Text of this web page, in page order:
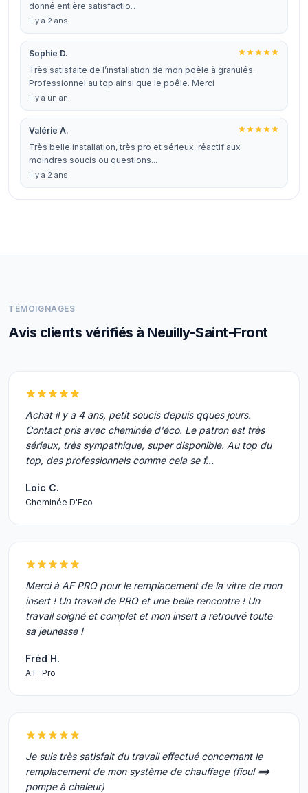
donné entière satisfactio…
il y a 2 ans
Sophie D.
Très satisfaite de l’installation de mon poêle à granulés.
Professionnel au top ainsi que le poêle. Merci
il y a un an
Valérie A.
Très belle installation, très pro et sérieux, réactif aux
moindres soucis ou questions...
il y a 2 ans
TÉMOIGNAGES
Avis clients vérifiés à Neuilly-Saint-Front
Achat il y a 4 ans, petit soucis depuis qques jours.
Contact pris avec cheminée d'éco. Le patron est très
sérieux, très sympathique, super disponible. Au top du
top, des professionnels comme cela se f…
Loic C.
Cheminée D'Eco
Merci à AF PRO pour le remplacement de la vitre de mon
insert ! Un travail de PRO et une belle rencontre ! Un
travail soigné et complet et mon insert a retrouvé toute
sa jeunesse !
Fréd H.
A.F-Pro
Je suis très satisfait du travail effectué concernant le
remplacement de mon système de chauffage (fioul ==>
pompe à chaleur)